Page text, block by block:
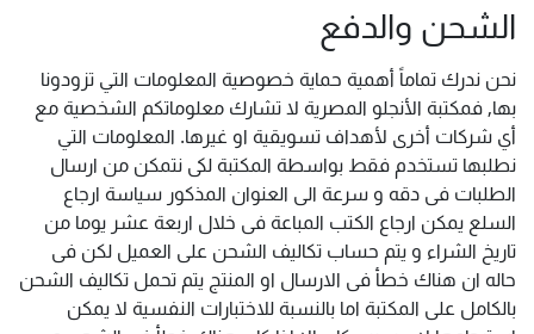
الشحن والدفع
نحن ندرك تماماً أهمية حماية خصوصية المعلومات التي تزودونا
بها, فمكتبة الأنجلو المصرية لا تشارك معلوماتكم الشخصية مع
أي شركات أخرى لأهداف تسويقية او غيرها. المعلومات التي
نطلبها تستخدم فقط بواسطة المكتبة لكى نتمكن من ارسال
الطلبات فى دقه و سرعة الى العنوان المذكور سياسة ارجاع
السلع يمكن ارجاع الكتب المباعة فى خلال اربعة عشر يوما من
تاريخ الشراء و يتم حساب تكاليف الشحن على العميل لكن فى
حاله ان هناك خطأ فى الارسال او المنتج يتم تحمل تكاليف الشحن
بالكامل على المكتبة اما بالنسبة للاختبارات النفسية لا يمكن